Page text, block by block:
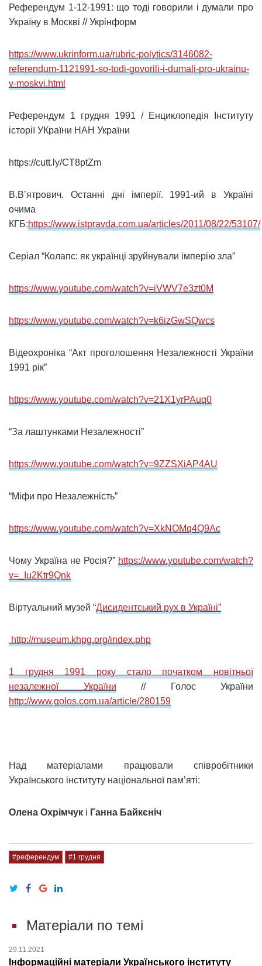
Референдум 1-12-1991: що тоді говорили і думали про
Україну в Москві // Укрінформ
https://www.ukrinform.ua/rubric-polytics/3146082-
referendum-1121991-so-todi-govorili-i-dumali-pro-ukrainu-
v-moskvi.html
Референдум 1 грудня 1991 / Енциклопедія Інституту
історії УКраїни НАН України
https://cutt.ly/CT8ptZm
В.В’ятрович. Останні дні імперії. 1991-ий в Україні
очима
КГБ:https://www.istpravda.com.ua/articles/2011/08/22/53107/
Серіал “Колапс: як українці зруйнували імперію зла”
https://www.youtube.com/watch?v=iVWV7e3zt0M
https://www.youtube.com/watch?v=k6izGwSQwcs
Відеохроніка “Акт проголошення Незалежності України
1991 рік”
https://www.youtube.com/watch?v=21X1yrPAuq0
“За лаштунками Незалежності”
https://www.youtube.com/watch?v=9ZZSXiAP4AU
“Міфи про Незалежність”
https://www.youtube.com/watch?v=XkNOMq4Q9Ac
Чому Україна не Росія?” https://www.youtube.com/watch?
v=_Iu2Ktr9Qnk
Віртуальний музей “Дисидентський рух в Україні”
http://museum.khpg.org/index.php
1 грудня 1991 року стало початком новітньої
незалежної України // Голос України
http://www.golos.com.ua/article/280159
Над матеріалами працювали співробітники
Українського інституту національної пам’яті:
Олена Охрімчук і Ганна Байкєніч
#референдум #1 грудня
Матеріали по темі
29.11.2021
Інформаційні матеріали Українського інституту